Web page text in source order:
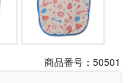
商品番号：50501